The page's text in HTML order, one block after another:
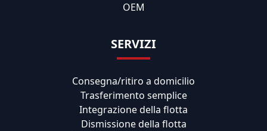
OEM
SERVIZI
Consegna/ritiro a domicilio
Trasferimento semplice
Integrazione della flotta
Dismissione della flotta